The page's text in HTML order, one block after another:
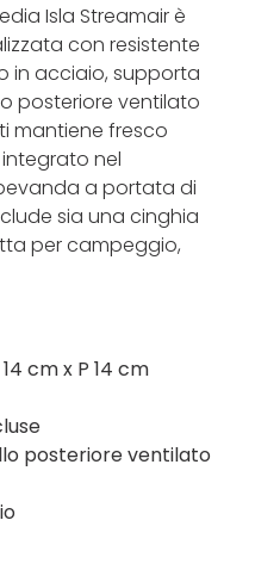
Isla Streamair è
con resistente
in acciaio, supporta
posteriore ventilato
mantiene fresco
nel
a portata di
sia una cinghia
per campeggio,
cm x P 14 cm
posteriore ventilato